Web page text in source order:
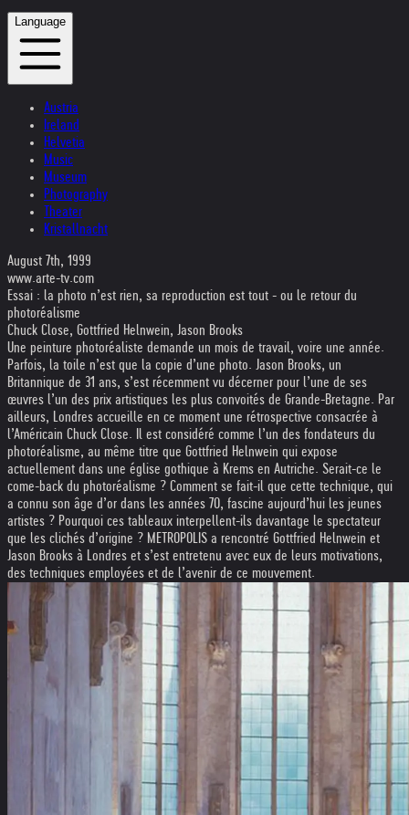
Language
Austria
Ireland
Helvetia
Music
Museum
Photography
Theater
Kristallnacht
August 7th, 1999
www.arte-tv.com
Essai : la photo n’est rien, sa reproduction est tout - ou le retour du
photoréalisme
Chuck Close, Gottfried Helnwein, Jason Brooks
Une peinture photoréaliste demande un mois de travail, voire une année.
Parfois, la toile n’est que la copie d’une photo. Jason Brooks, un
Britannique de 31 ans, s’est récemment vu décerner pour l’une de ses
œuvres l’un des prix artistiques les plus convoités de Grande-Bretagne. Par
ailleurs, Londres accueille en ce moment une rétrospective consacrée à
l’Américain Chuck Close. Il est considéré comme l’un des fondateurs du
photoréalisme, au même titre que Gottfried Helnwein qui expose
actuellement dans une église gothique à Krems en Autriche. Serait-ce le
come-back du photoréalisme ? Comment se fait-il que cette technique, qui
a connu son âge d’or dans les années 70, fascine aujourd’hui les jeunes
artistes ? Pourquoi ces tableaux interpellent-ils davantage le spectateur
que les clichés d’origine ? METROPOLIS a rencontré Gottfried Helnwein et
Jason Brooks à Londres et s’est entretenu avec eux de leurs motivations,
des techniques employées et de l’avenir de ce mouvement.